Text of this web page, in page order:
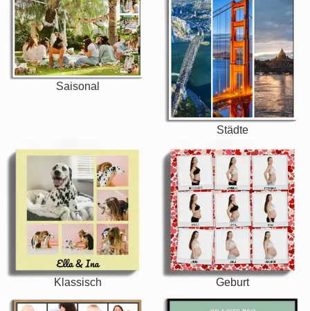
Saisonal
Städte
Klassisch Geburt